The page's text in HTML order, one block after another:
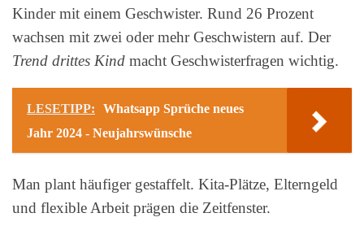
Kinder mit einem Geschwister. Rund 26 Prozent
wachsen mit zwei oder mehr Geschwistern auf. Der
Trend drittes Kind macht Geschwisterfragen wichtig.
LESETIPP:
Whatsapp Sprüche neues
Jahr 2024 - Neujahrswünsche
Man plant häufiger gestaffelt. Kita-Plätze, Elterngeld
und flexible Arbeit prägen die Zeitfenster.